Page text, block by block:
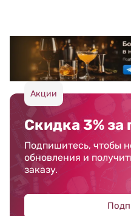
Акции
Скидка 3% за
Подпишитесь, чтобы
обновления и
заказу.